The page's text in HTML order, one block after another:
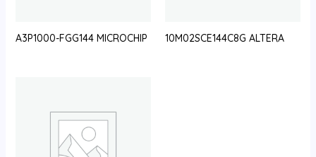
A3P1000-FGG144 MICROCHIP 10M02SCE144C8G ALTERA